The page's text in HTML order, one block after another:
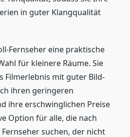
in guter Klangqualität
Fernseher eine praktische
für kleinere Räume. Sie
Filmerlebnis mit guter Bild-
ihren geringeren
ihre erschwinglichen Preise
Option für alle, die nach
suchen, der nicht